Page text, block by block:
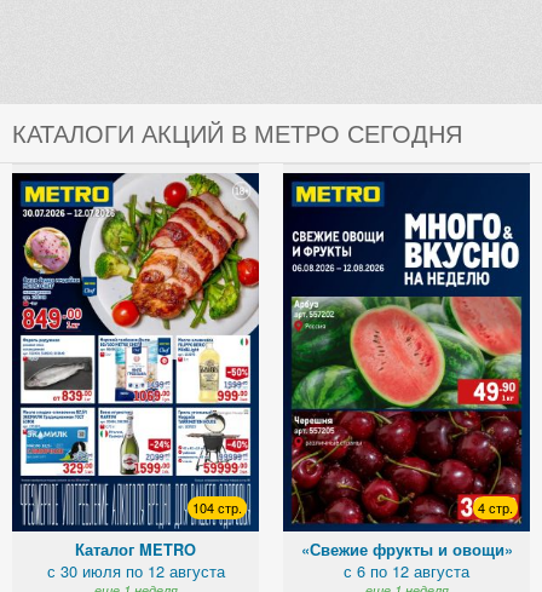
КАТАЛОГИ АКЦИЙ В МЕТРО СЕГОДНЯ
104 стр.
Каталог METRO
с 30 июля по 12 августа
4 стр.
«Свежие фрукты и овощи»
с 6 по 12 августа